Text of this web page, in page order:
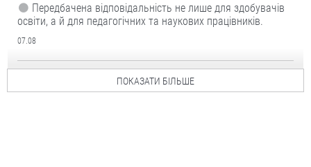
Передбачена відповідальність не лише для здобувачів
освіти, а й для педагогічних та наукових працівників.
07.08
ПОКАЗАТИ БІЛЬШЕ